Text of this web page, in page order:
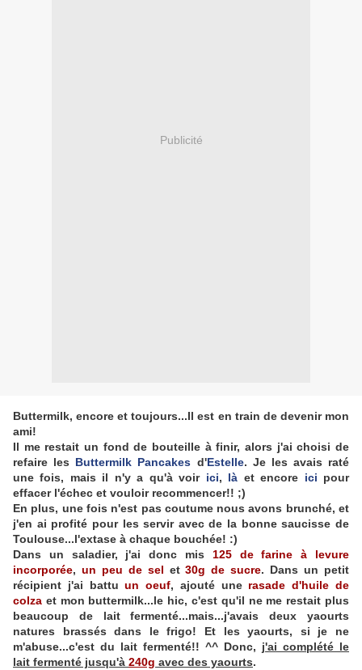
Publicité
Buttermilk, encore et toujours...Il est en train de devenir mon
ami!
Il me restait un fond de bouteille à finir, alors j'ai choisi de
refaire les Buttermilk Pancakes d'Estelle. Je les avais raté
une fois, mais il n'y a qu'à voir ici, là et encore ici pour
effacer l'échec et vouloir recommencer!! ;)
En plus, une fois n'est pas coutume nous avons brunché, et
j'en ai profité pour les servir avec de la bonne saucisse de
Toulouse...l'extase à chaque bouchée! :)
Dans un saladier, j'ai donc mis 125 de farine à levure
incorporée, un peu de sel et30g de sucre. Dans un petit
récipient j'ai battuun oeuf, ajouté une rasade d'huile de
colza et mon buttermilk...le hic, c'est qu'il ne me restait plus
beaucoup de lait fermenté...mais...j'avais deux yaourts
natures brassés dans le frigo! Et les yaourts, si je ne
m'abuse...c'est du lait fermenté!! ^^ Donc, j'ai complété le
lait fermenté jusqu'à 240g avec des yaourts.